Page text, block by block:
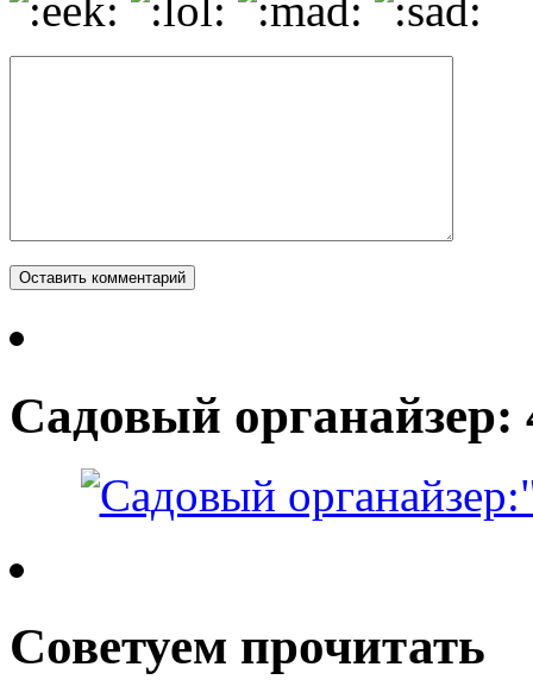
Садовый органайзер:
Советуем прочитать